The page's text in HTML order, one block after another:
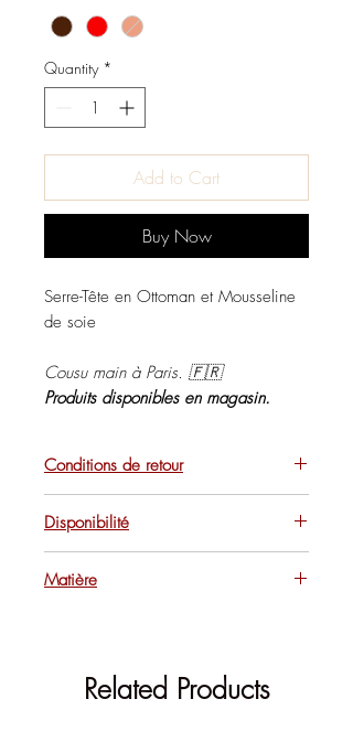
Quantity *
Add to Cart
Buy Now
Serre-Tête en Ottoman et Mousseline
de soie
Cousu main à Paris. 🇫🇷
Produits disponibles en magasin.
Conditions de retour
articles vendus sur le site ne sont, ni
repris ni échangés.
Disponibilité
Retrouvez cet article en magasin
Matière
Related Products